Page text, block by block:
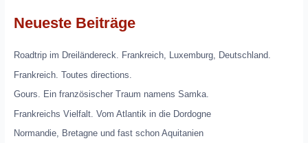
Neueste Beiträge
Roadtrip im Dreiländereck. Frankreich, Luxemburg, Deutschland.
Frankreich. Toutes directions.
Gours. Ein französischer Traum namens Samka.
Frankreichs Vielfalt. Vom Atlantik in die Dordogne
Normandie, Bretagne und fast schon Aquitanien